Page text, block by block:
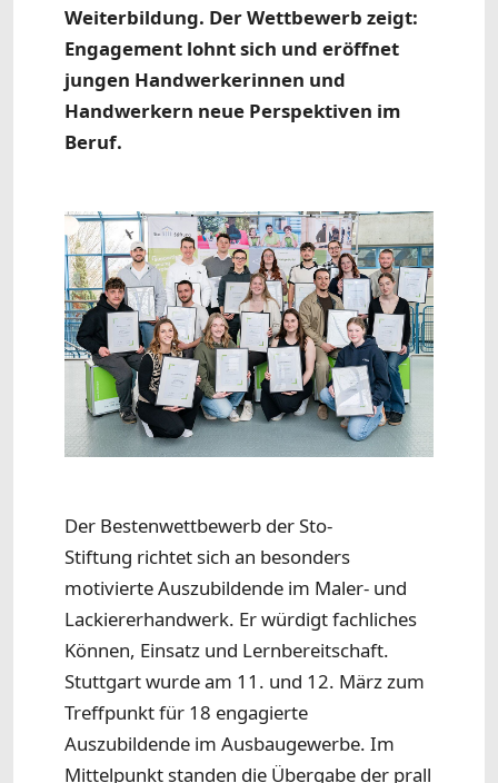
Weiterbildung. Der Wettbewerb zeigt:
Engagement lohnt sich und eröffnet
jungen Handwerkerinnen und
Handwerkern neue Perspektiven im
Beruf.
Der Bestenwettbewerb der Sto-
Stiftung richtet sich an besonders
motivierte Auszubildende im Maler- und
Lackiererhandwerk. Er würdigt fachliches
Können, Einsatz und Lernbereitschaft.
Stuttgart wurde am 11. und 12. März zum
Treffpunkt für 18 engagierte
Auszubildende im Ausbaugewerbe. Im
Mittelpunkt standen die Übergabe der prall